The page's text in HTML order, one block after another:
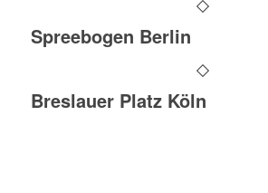
Spreebogen Berlin
Breslauer Platz Köln